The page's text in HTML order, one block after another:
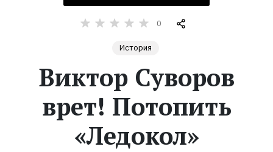
0
История
Виктор Суворов
врет! Потопить
«Ледокол»